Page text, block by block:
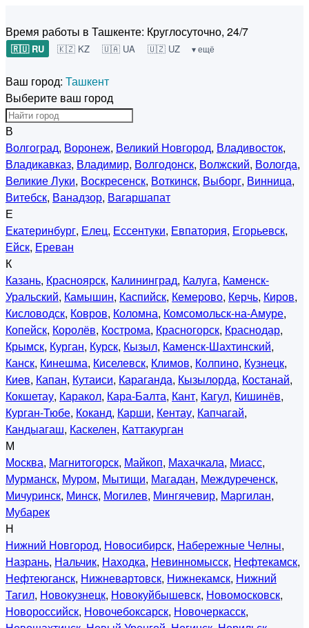
Время работы в Ташкенте: Круглосуточно, 24/7
🇷🇺 RU 🇰🇿 KZ 🇺🇦 UA 🇺🇿 UZ ▾ ещё
Ваш город: Ташкент
Выберите ваш город
В
Волгоград, Воронеж, Великий Новгород, Владивосток,
Владикавказ, Владимир, Волгодонск, Волжский, Вологда,
Великие Луки, Воскресенск, Воткинск, Выборг, Винница,
Витебск, Ванадзор, Вагаршапат
Е
Екатеринбург, Елец, Ессентуки, Евпатория, Егорьевск,
Ейск, Ереван
К
Казань, Красноярск, Калининград, Калуга, Каменск-
Уральский, Камышин, Каспийск, Кемерово, Керчь, Киров,
Кисловодск, Ковров, Коломна, Комсомольск-на-Амуре,
Копейск, Королёв, Кострома, Красногорск, Краснодар,
Крымск, Курган, Курск, Кызыл, Каменск-Шахтинский,
Канск, Кинешма, Киселевск, Климов, Колпино, Кузнецк,
Киев, Капан, Кутаиси, Караганда, Кызылорда, Костанай,
Кокшетау, Каракол, Кара-Балта, Кант, Кагул, Кишинёв,
Курган-Тюбе, Коканд, Карши, Кентау, Капчагай,
Кандыагаш, Каскелен, Каттакурган
М
Москва, Магнитогорск, Майкоп, Махачкала, Миасс,
Мурманск, Муром, Мытищи, Магадан, Междуреченск,
Мичуринск, Минск, Могилев, Мингячевир, Маргилан,
Мубарек
Н
Нижний Новгород, Новосибирск, Набережные Челны,
Назрань, Нальчик, Находка, Невинномысск, Нефтекамск,
Нефтеюганск, Нижневартовск, Нижнекамск, Нижний
Тагил, Новокузнецк, Новокуйбышевск, Новомосковск,
Новороссийск, Новочебоксарск, Новочеркасск,